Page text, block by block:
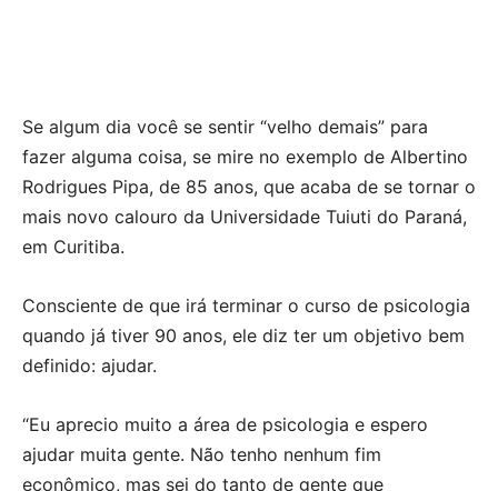
Se algum dia você se sentir “velho demais” para
fazer alguma coisa, se mire no exemplo de Albertino
Rodrigues Pipa, de 85 anos, que acaba de se tornar o
mais novo calouro da Universidade Tuiuti do Paraná,
em Curitiba.
Consciente de que irá terminar o curso de psicologia
quando já tiver 90 anos, ele diz ter um objetivo bem
definido: ajudar.
“Eu aprecio muito a área de psicologia e espero
ajudar muita gente. Não tenho nenhum fim
econômico, mas sei do tanto de gente que